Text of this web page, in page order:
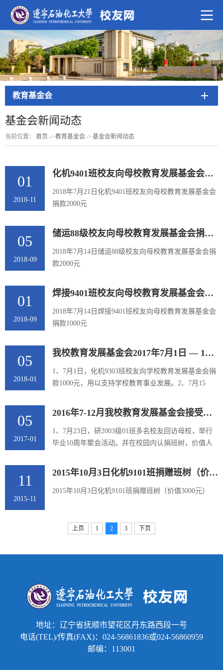
教育基金会
基金会新闻动态
当前位置： 首页-> 教育基金会-> 基金会新闻动态
01
2018-11
化机9401班校友向母校教育发展基金会捐款2000元
2018年7月21日化机9401班校友向​母校教育发展基金会
捐款2000元
05
2018-09
储运88级校友向母校教育发展基金会捐款2000元
2018年7月14日储运88级校友向母校教育发展基金会捐
款2000元
01
2018-09
焊接9401班校友向母校教育发展基金会捐款1000元
2018年7月14日焊接9401班校友向母校教育发展基金会
捐款1000元
05
2018-01
我校教育发展基金会2017年7月1日 — 12月31日接受的部分捐赠
1、7月1日，化机9303班校友向学校教育发展基金会捐
款1000元，用以支持学校教育事业发展。2、7月15
1000元，用以支持学校教育事业发展。3、8月20日，
精细化工9301班校友向学校教育发展基金会捐赠1000
元，用以支持学校教育事业发展。4、8月22日，焊接
93级校友向学校教育发展基金会捐款1000元，用以支
学校教育发展基金会捐款...
05
2017-01
2016年7-12月我校教育发展基金会接受社会捐赠
1、7月23日，研2003级01班多名校友回访母校，举行
毕业10周年聚会活动。并在校园内认捐班树，价值人
校，举行毕业20周年聚会活动。并向学校教育发展基
金会捐款2万元，用以支持母校教育事业的发展。3、8
月21日，上海外语教育出版社有限公司为支持辽宁石
92级80余名校友相聚母...
11
2015-11
2015年10月3日化机9101班捐赠班树（价值3000元）
2015年10月3日化机9101班捐赠班树（价值3000元）
上页 1 2 3 下页
地址：辽宁省抚顺市望花区丹东路西段一号
电话(TEL)/传真(FAX)：024-56861836或024-56860959
邮编：113001